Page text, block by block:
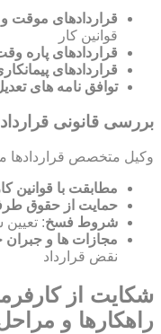
قراردادهای موقت و
قوانین کار
قراردادهای پاره
قراردادهای
توافق نامه های
بررسی قانونی
وکیل متخصص قراردادها
مطابقت با قوانین
حمایت از حقوق
شروط فسخ: تعیین
مجازات ها و
نقض قرارداد
شکایت از
راهکارها و